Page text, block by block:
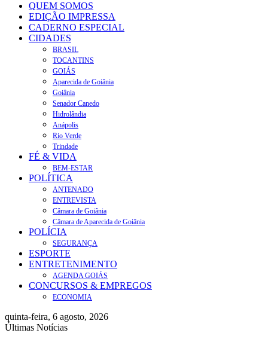
QUEM SOMOS
EDIÇÃO IMPRESSA
CADERNO ESPECIAL
CIDADES
BRASIL
TOCANTINS
GOIÁS
Aparecida de Goiânia
Goiânia
Senador Canedo
Hidrolândia
Anápolis
Rio Verde
Trindade
FÉ & VIDA
BEM-ESTAR
POLÍTICA
ANTENADO
ENTREVISTA
Câmara de Goiânia
Câmara de Aparecida de Goiânia
POLÍCIA
SEGURANÇA
ESPORTE
ENTRETENIMENTO
AGENDA GOIÁS
CONCURSOS & EMPREGOS
ECONOMIA
quinta-feira, 6 agosto, 2026
Últimas Notícias